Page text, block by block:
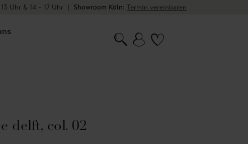
Uhr & 14 – 17 Uhr | Showroom Köln: Termin vereinbaren
delft, col. 02